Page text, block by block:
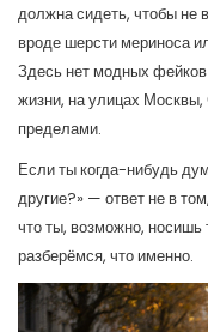
должна сидеть, чтобы не
вроде шерсти мериноса
Здесь нет модных фейков
жизни, на улицах Москвы,
пределами.
Если ты когда-нибудь
другие?» — ответ не в
что ты, возможно, носишь
разберёмся, что именно.